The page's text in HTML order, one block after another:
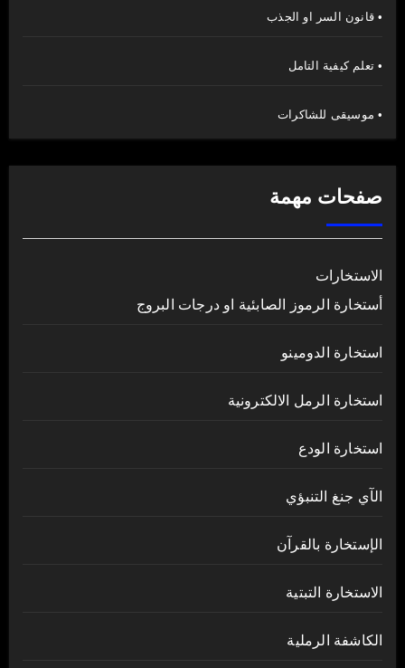
• قانون السر او الجذب
• تعلم كيفية التامل
• موسيقى للشاكرات
صفحات مهمة
الاستخارات
أستخارة الرموز الصابئية او درجات البروج
استخارة الدومينو
استخارة الرمل الالكترونية
استخارة الودع
الآي جنغ التنبؤي
الإستخارة بالقرآن
الاستخارة التبتية
الكاشفة الرملية